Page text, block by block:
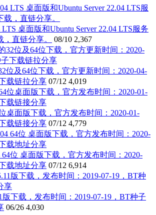
LTS 桌面版和Ubuntu Server 22.04 LTS服务
直链分享。
08/10 2,367
位及64位下载，官方更新时间：2020-04-
载链拉分享 07/12 4,019
桌面版下载，官方发布时间：2020-01-
载链接分享 07/12 4,779
64位 桌面版下载，官方发布时间：2020-
载地址分享 07/12 6,914
版下载，发布时间：2019-07-19，BT种子
06/26 4,030